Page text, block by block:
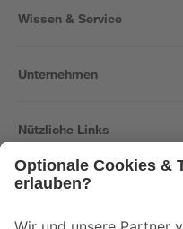
Wissen & Service
Unternehmen
Nützliche Links
Der toom Newsletter: Keine